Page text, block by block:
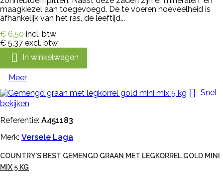
maagkiezel aan toegevoegd. De te voeren hoeveelheid is
afhankelijk van het ras, de leeftijd...
€ 6,50 incl. btw
€ 5,37 excl. btw
 In winkelwagen
Meer
 Snel
bekijken
Referentie: A451183
Merk: Versele Laga
COUNTRY'S BEST GEMENGD GRAAN MET LEGKORREL GOLD MINI
MIX 5 KG